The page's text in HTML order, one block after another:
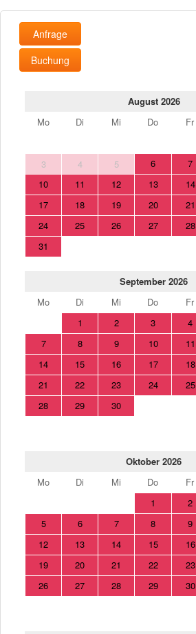
Anfrage
Buchung
August 2026
Mo
Di Mi Do Fr
3
4 5 6 7
10
11 12 13 14
17
18 19 20 21
24
25 26 27 28
31
September 2026
Mo
Di Mi Do Fr
1
2 3 4
7
8 9 10 11
14
15 16 17 18
21
22 23 24 25
28
29 30
Oktober 2026
Mo
Di Mi Do Fr
1
2
5
6 7 8 9
12
13 14 15 16
19
20 21 22 23
26
27 28 29 30